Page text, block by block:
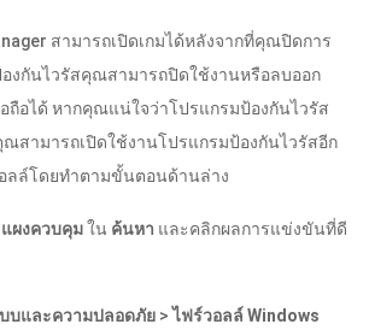
สามารถเปิดเกมได้หลังจากที่คุณปิดการ
งกันไวรัสคุณสามารถปิดใช้งานหรือลบออก
ถือได้ หากคุณแน่ใจว่าโปรแกรมป้องกันไวรัส
สามารถเปิดใช้งานโปรแกรมป้องกันไวรัสอีก
ลล์โดยทำตามขั้นตอนด้านล่าง
แผงควบคุมใน ค้นหา และคลิกผลการแข่งขันที่ดี
บและความปลอดภัย >ไฟร์วอลล์ Windows